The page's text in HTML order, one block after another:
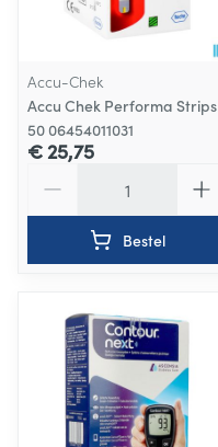
Accu-Chek
Accu Chek Performa Strips
50 06454011031
€ 25,75
Bestel